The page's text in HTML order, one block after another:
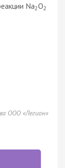
Na2O2
ООО «Легион»